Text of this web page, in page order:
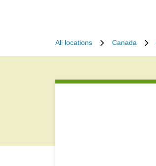
All locations Canada